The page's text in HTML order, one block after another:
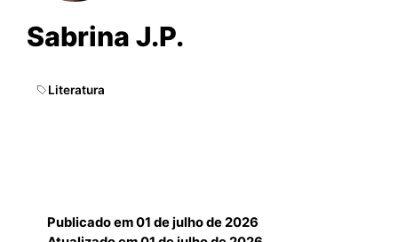
Sabrina J.P.
Literatura
Publicado em01 de julho de 2026